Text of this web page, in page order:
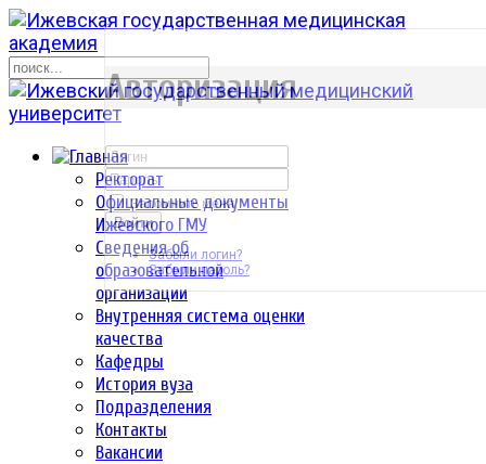
Ректорат
Официальные документы
Ижевского ГМУ
Сведения об
образовательной
организации
Внутренняя система оценки
качества
Кафедры
История вуза
Подразделения
Контакты
Вакансии
р
Авторизация
Запомнить меня
Войти
Забыли логин?
Забыли пароль?